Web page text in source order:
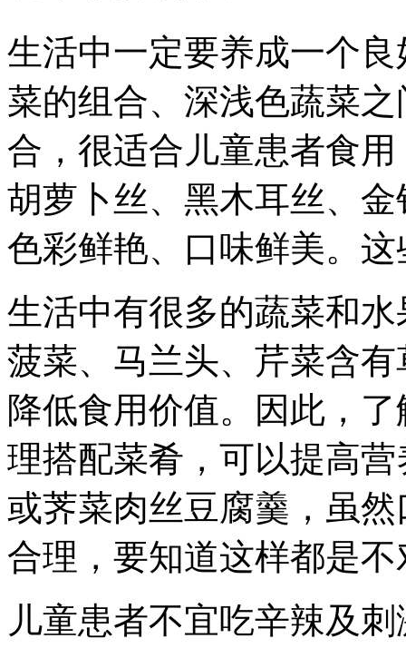
生活中一定要养成一个
菜的组合、深浅色蔬菜
合，很适合儿童患者食
胡萝卜丝、黑木耳丝、
色彩鲜艳、口味鲜美。
生活中有很多的蔬菜和
菠菜、马兰头、芹菜含
降低食用价值。因此，
理搭配菜肴，可以提高
或荠菜肉丝豆腐羹，虽
合理，要知道这样都是不
儿童患者不宜吃辛辣及